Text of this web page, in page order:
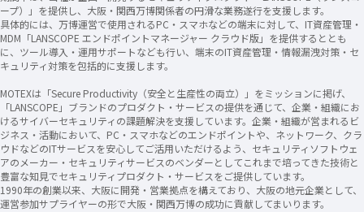
ープ）」を提供し、大阪・関西万博関係者の円滑な業務遂行を支援します。
具体的には、万博運営で使用されるPC・スマホなどの端末に対して、IT資産管理・
MDM「LANSCOPE エンドポイントマネージャー クラウド版」を提供するととも
に、ツール導入・運用サポートなども行い、端末のIT資産管理・情報漏洩対策・セ
キュリティ対策を包括的に支援します。
MOTEXは「Secure Productivity（安全と生産性の両立）」をミッションに掲げ、
「LANSCOPE」ブランドのプロダクト・サービスの提供を通じて、企業・組織にお
けるサイバーセキュリティの課題解決を支援しています。企業・組織が営まれるビ
ジネス・活動において、PC・スマホなどのエンドポイントや、ネットワーク、クラ
ウドなどのITサービスを安心してご活用いただけるよう、セキュリティソフトウェ
アのメーカー・セキュリティサービスのベンダーとしてこれまで培ってきた技術と
豊富な知見でセキュリティプロダクト・サービスをご提供しています。
1990年の創業以来、大阪に開発・営業拠点を構えており、大阪の地元企業として、
運営参加サプライヤーの形で大阪・関西万博の成功に貢献してまいります。